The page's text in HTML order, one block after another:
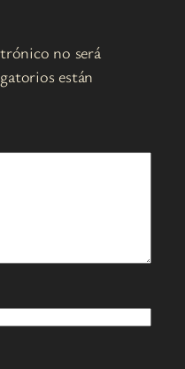
no será
están